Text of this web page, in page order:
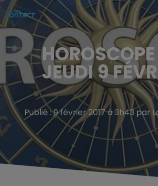
JEUDI 9
Publié : 9 février 2017 à 3h43 par